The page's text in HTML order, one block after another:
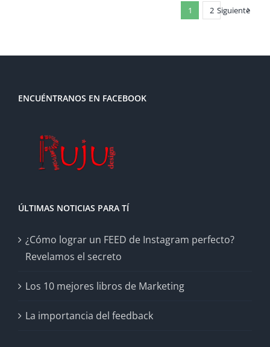
1 2 Siguiente
ENCUÉNTRANOS EN FACEBOOK
ÚLTIMAS NOTICIAS PARA TÍ
¿Cómo lograr un FEED de Instagram perfecto?
Revelamos el secreto
Los 10 mejores libros de Marketing
La importancia del feedback